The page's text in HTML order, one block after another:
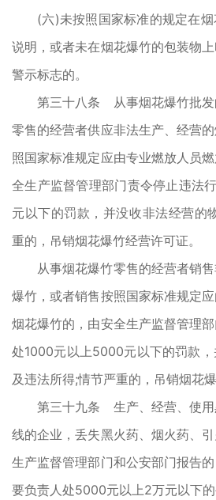
(六)未按照国家标准的规定在
说明，或者未在烟花爆竹的包装物
警示标志的。
第三十八条 从事烟花爆竹批
零售的经营者供应非法生产、经营
照国家标准规定应由专业燃放人员
全生产监督管理部门责令停止违法
元以下的罚款，并没收非法经营的
重的，吊销烟花爆竹经营许可证。
从事烟花爆竹零售的经营者销
爆竹，或者销售按照国家标准规定
烟花爆竹的，由安全生产监督管理
处1000元以上5000元以下的罚款
及违法所得;情节严重的，吊销烟花
第三十九条 生产、经营、使用
线的企业，丢失黑火药、烟火药、
生产监督管理部门和公安部门报告
要负责人处5000元以上2万元以下